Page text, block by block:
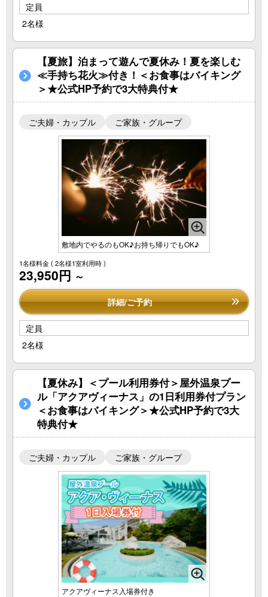
定員
2名様
【夏旅】泊まって遊んで夏休み！夏を楽しむ
≪手持ち花火≫付き！＜お食事はバイキング
＞★公式HP予約で3大特典付★
ご夫婦・カップル ご家族・グループ
敷地内でやるのもOK♪お持ち帰りでもOK♪
1名様料金( 2名様1室利用時 )
23,950円 ～
詳細/ご予約
定員
2名様
【夏休み】＜プール利用券付＞屋外温泉プー
ル「アクアヴィーナス」の1日利用券付プラン
＜お食事はバイキング＞★公式HP予約で3大
特典付★
ご夫婦・カップル ご家族・グループ
アクアヴィーナス入場券付き